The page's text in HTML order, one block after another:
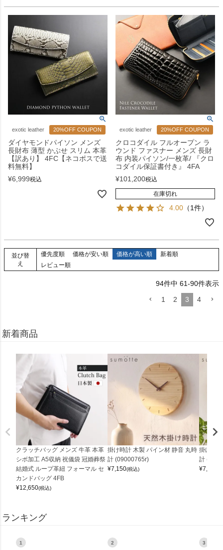
exotic leather 20%OFF COUPON
ダイヤモンドパイソン メンズ
長財布 薄型 かぶせ スリム 本革
【訳あり】 4FC【ネコポスで送
料無料】
¥6,999税込
exotic leather 20%OFF COUPON
クロコダイル フルオープン ラ
ウンド ファスナー メンズ 長財
布 内装パイソン/一枚革/ 『クロ
コダイル保証書付き』 4FA
¥101,200税込
在庫切れ
4.00 （1件）
並び替
え
優先度順 価格が安い順 価格が高い順
新着順
レビュー順
94件中 61-90件表示
1
2 3 4
新着商品
クラッチバッグ メンズ 牛革 本革
シボ加工 A5収納 祝儀袋 冠婚葬祭
結婚式 ループ革紐 フォーマル セ
カンドバッグ 4FB
¥12,650(税込)
掛け時計 木製 パイン材 静音 丸時
計 (09000765r)
¥7,150(税込)
掛け時
計
¥7,150
ランキング
1 2 3